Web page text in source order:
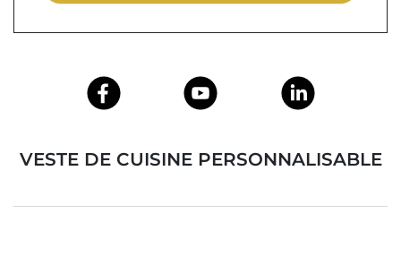
VESTE DE CUISINE PERSONNALISABLE